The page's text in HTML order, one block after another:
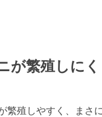
が繁殖しに
繁殖しやすく、まさ